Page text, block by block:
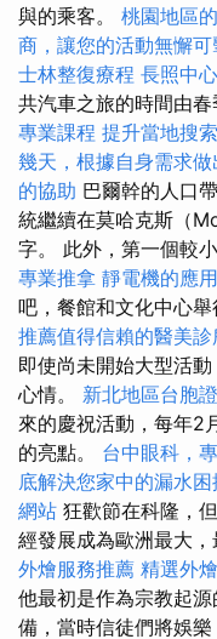
與的乘客。 桃園地區
商，讓您的活動無懈可
士林整復療程 長照中
共汽車之旅的時間由
專業課程 提升當地搜
幾天，根據自身需求
的協助 巴爾幹的人口
統繼續在莫哈克斯（
字。 此外，第一個較
專業推拿 靜電機的應
吧，餐館和文化中心舉
推薦值得信賴的醫美
即使尚未開始大型活
心情。 新北地區台胞
來的慶祝活動，每年2
的亮點。 台中眼科，
底解決您家中的漏水困
網站 狂歡節在科隆，
經發展成為歐洲最大
外燴服務推薦 精選外
他最初是作為宗教起
備，當時信徒們將娛